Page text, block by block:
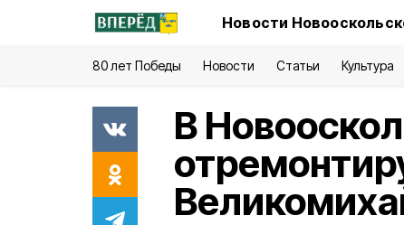
Новости
80 лет Победы Новости Статьи Культура
В